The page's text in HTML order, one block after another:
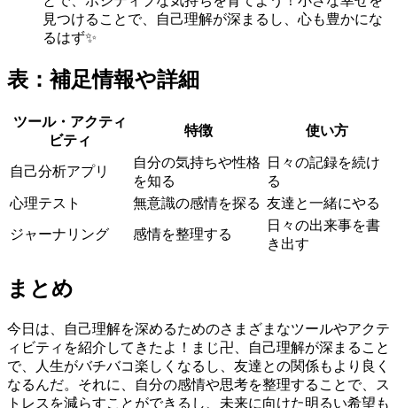
見つけることで、自己理解が深まるし、心も豊かにな
るはず✨
表：補足情報や詳細
ツール・アクティ
ビティ
特徴 使い方
自己分析アプリ
自分の気持ちや性格
を知る
日々の記録を続け
る
心理テスト
無意識の感情を探る 友達と一緒にやる
ジャーナリング 感情を整理する
日々の出来事を書
き出す
まとめ
今日は、自己理解を深めるためのさまざまなツールやアクテ
ィビティを紹介してきたよ！まじ卍、自己理解が深まること
で、人生がバチバコ楽しくなるし、友達との関係もより良く
なるんだ。それに、自分の感情や思考を整理することで、ス
トレスを減らすことができるし、未来に向けた明るい希望も